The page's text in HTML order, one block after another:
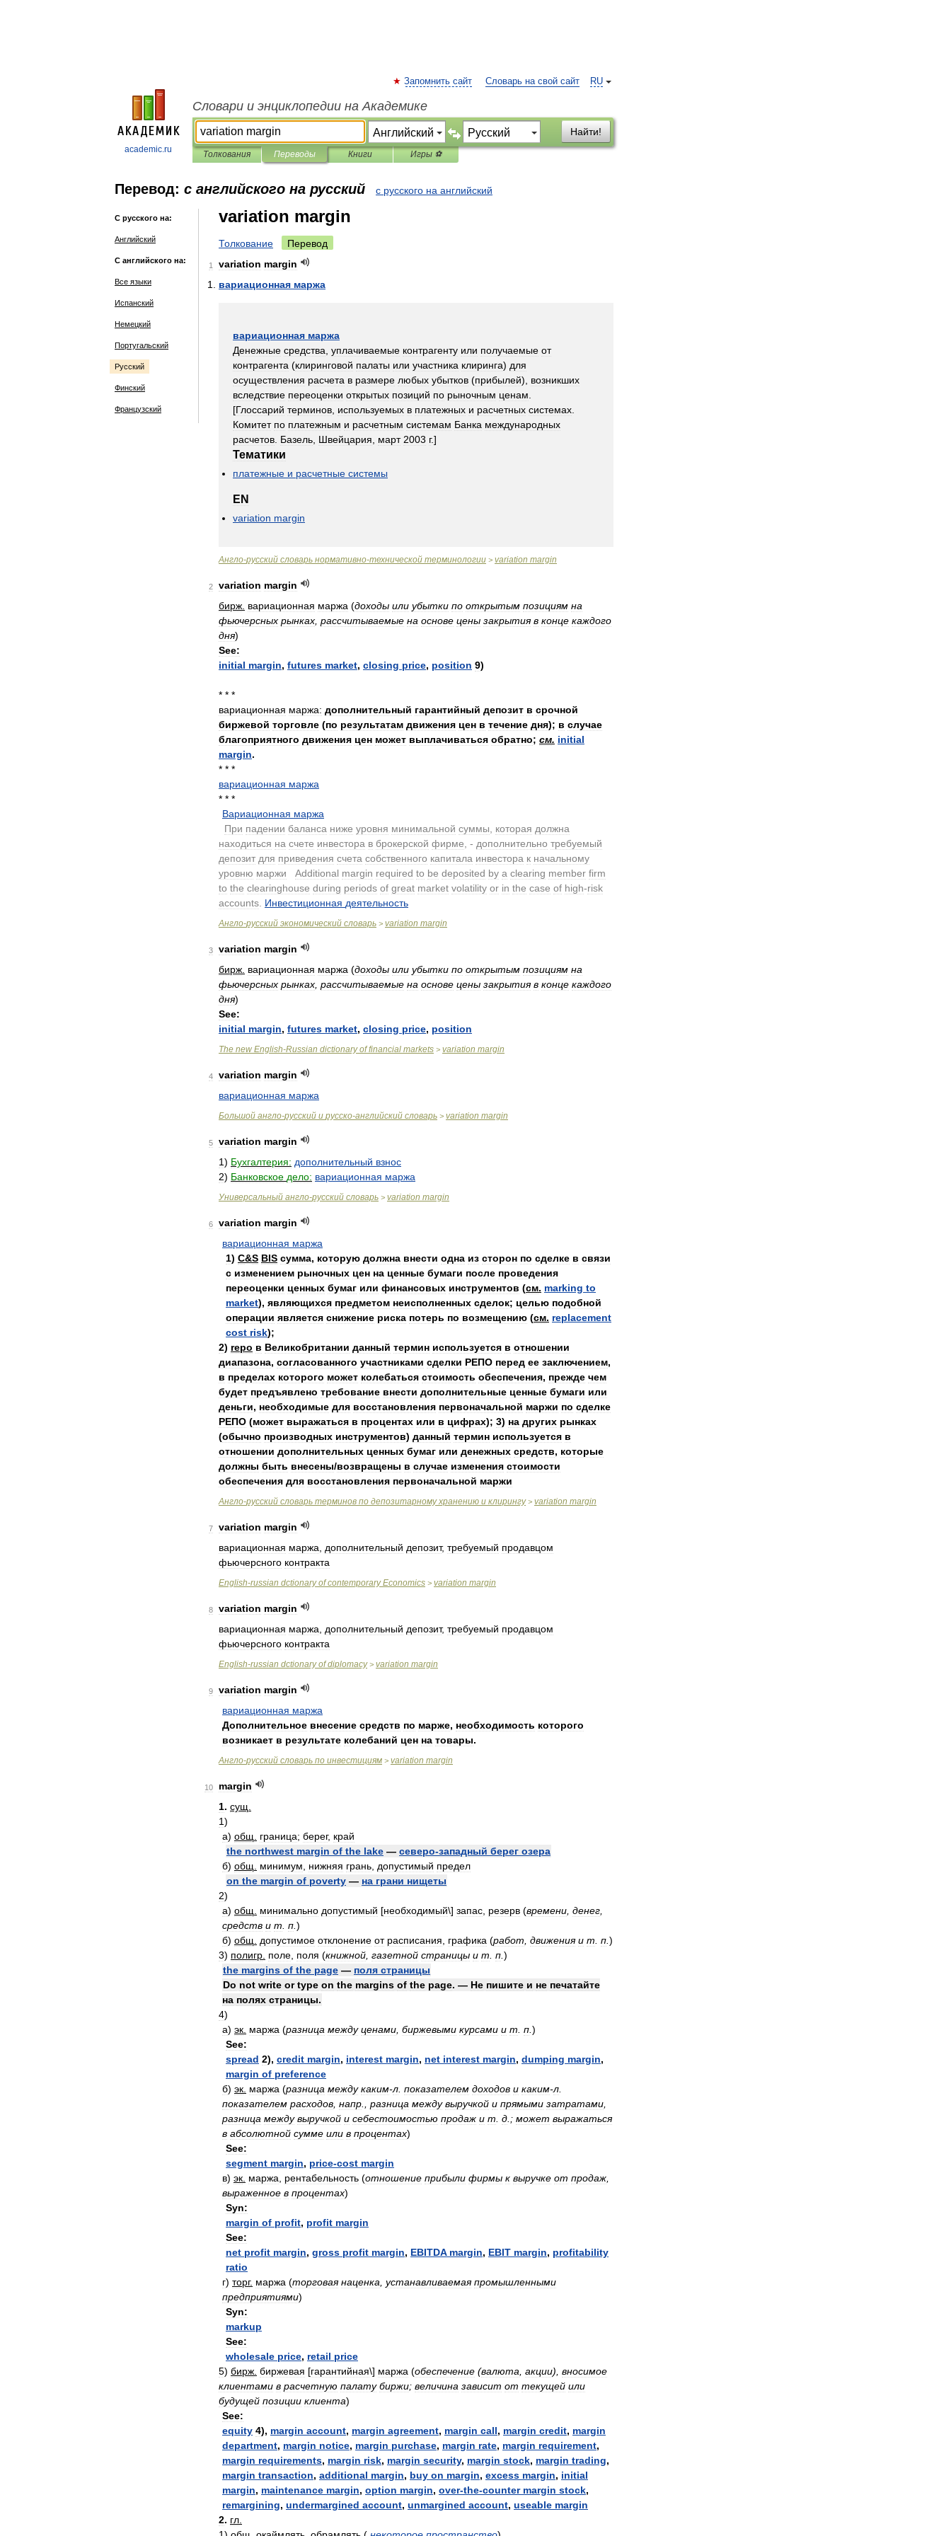
academic.ru
RU
Запомнить сайт Словарь на свой сайт
Словари и энциклопедии на Академике
Найти!
Толкования Переводы Книги Игры ⚽
Перевод: с английского на русский с русского на английский
С русского на:
Английский
С английского на:
Все языки
Испанский
Немецкий
Португальский
Русский
Финский
Французский
variation margin
Толкование Перевод
1 variation margin
вариационная маржа
вариационная маржа
Денежные средства уплачиваемые контрагенту или получаемые от
контрагента (клиринговой палаты или участника клиринга) для
осуществления расчета в размере любых убытков (прибылей), возникших
вследствие переоценки открытых позиций по рыночным ценам
[Глоссарий терминов используемых в платежных и расчетных системах
Комитет по платежным и расчетным системам Банка международных
расчетов Базель Швейцария март 2003 г.]
Тематики
платежные и расчетные системы
EN
variation margin
Англо-русский словарь нормативно-технической терминологии > variation margin
2 variation margin
бирж вариационная маржа (доходы или убытки по открытым позициям на
фьючерсных рынках рассчитываемые на основе цены закрытия в конце каждого
дня)
See:
initial margin, futures market, closing price, position 9)
* * *
вариационная маржа: дополнительный гарантийный депозит в срочной
биржевой торговле (по результатам движения цен в течение дня); в случае
благоприятного движения цен может выплачиваться обратно; см. initial
margin.
* * *
вариационная маржа
* * *
Вариационная маржа
При падении баланса ниже уровня минимальной суммы которая должна
находиться на счете инвестора в брокерской фирме , - дополнительно требуемый
депозит для приведения счета собственного капитала инвестора к начальному
уровню маржи Additional margin required to be deposited by a clearing member firm
to the clearinghouse during periods of great market volatility or in the case of high-risk
accounts Инвестиционная деятельность
Англо-русский экономический словарь > variation margin
3 variation margin
бирж вариационная маржа (доходы или убытки по открытым позициям на
фьючерсных рынках рассчитываемые на основе цены закрытия в конце каждого
дня)
See:
initial margin, futures market, closing price, position
The new English-Russian dictionary of financial markets > variation margin
4 variation margin
вариационная маржа
Большой англо-русский и русско-английский словарь > variation margin
5 variation margin
1) Бухгалтерия: дополнительный взнос
2) Банковское дело: вариационная маржа
Универсальный англо-русский словарь > variation margin
6 variation margin
вариационная маржа
1) C&S BIS сумма, которую должна внести одна из сторон по сделке в связи
с изменением рыночных цен на ценные бумаги после проведения
переоценки ценных бумаг или финансовых инструментов (см. marking to
market), являющихся предметом неисполненных сделок; целью подобной
операции является снижение риска потерь по возмещению (см. replacement
cost risk);
2) repo в Великобритании данный термин используется в отношении
диапазона, согласованного участниками сделки РЕПО перед ее заключением,
в пределах которого может колебаться стоимость обеспечения, прежде чем
будет предъявлено требование внести дополнительные ценные бумаги или
деньги, необходимые для восстановления первоначальной маржи по сделке
РЕПО (может выражаться в процентах или в цифрах); 3) на других рынках
(обычно производных инструментов) данный термин используется в
отношении дополнительных ценных бумаг или денежных средств, которые
должны быть внесены/возвращены в случае изменения стоимости
обеспечения для восстановления первоначальной маржи
Англо-русский словарь терминов по депозитарному хранению и клирингу> variation margin
7 variation margin
вариационная маржа дополнительный депозит, требуемый продавцом
фьючерсного контракта
English-russian dctionary of contemporary Economics > variation margin
8 variation margin
вариационная маржа дополнительный депозит, требуемый продавцом
фьючерсного контракта
English-russian dctionary of diplomacy> variation margin
9 variation margin
вариационная маржа
Дополнительное внесение средств по марже, необходимость которого
возникает в результате колебаний цен на товары.
Англо-русский словарь по инвестициям > variation margin
10
margin
1. сущ
1)
а) общ граница; берег, край
the northwest margin of the lake — северо-западный берег озера
б) общ минимум нижняя грань допустимый предел
on the margin of poverty — на грани нищеты
2)
а) общ минимально допустимый [необходимый\] запас резерв (времени денег
средств и т п )
б) общ допустимое отклонение от расписания графика (работ движения и т п )
3) полигр поле поля (книжной газетной страницы и т п )
the margins of the page — поля страницы
Do not write or type on the margins of the page. — Не пишите и не печатайте
на полях страницы.
4)
а) эк маржа (разница между ценами биржевыми курсами и т п )
See:
spread 2), credit margin, interest margin, net interest margin, dumping margin,
margin of preference
б) эк маржа (разница между каким-л показателем доходов и каким-л
показателем расходов напр разница между выручкой и прямыми затратами
разница между выручкой и себестоимостью продаж и т д .; может выражаться
в абсолютной сумме или в процентах)
See:
segment margin, price-cost margin
в) эк маржа рентабельность (отношение прибыли фирмы к выручке от продаж
выраженное в процентах)
Syn:
margin of profit, profit margin
See:
net profit margin, gross profit margin, EBITDA margin, EBIT margin, profitability
ratio
г) торг. маржа (торговая наценка устанавливаемая промышленными
предприятиями)
Syn:
markup
See:
wholesale price, retail price
5) бирж биржевая [гарантийная\] маржа (обеспечение (валюта акции), вносимое
клиентами в расчетную палату биржи; величина зависит от текущей или
будущей позиции клиента)
See:
equity 4), margin account, margin agreement, margin call, margin credit, margin
department, margin notice, margin purchase, margin rate, margin requirement,
margin requirements, margin risk, margin security, margin stock, margin trading,
margin transaction, additional margin, buy on margin, excess margin, initial
margin, maintenance margin, option margin, over-the-counter margin stock,
remargining, undermargined account, unmargined account, useable margin
2. гл